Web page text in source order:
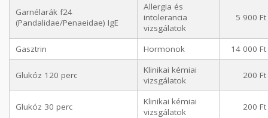
Garnélarák f24
(Pandalidae/Penaeidae) IgE
Allergia és
intolerancia
vizsgálatok
5 900 Ft
Gasztrin Hormonok 14 000 Ft
Glukóz 120 perc
Klinikai kémiai
vizsgálatok
200 Ft
Glukóz 30 perc
Klinikai kémiai
vizsgálatok
200 Ft